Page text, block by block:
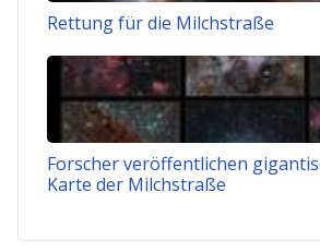
Rettung für die Milchstraße
Forscher veröffentlichen
Karte der Milchstraße